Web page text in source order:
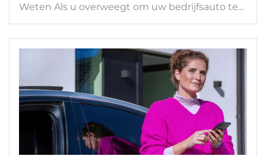
Weten Als u overweegt om uw bedrijfsauto te…